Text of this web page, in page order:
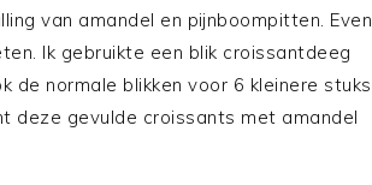
van amandel en pijnboompitten. Even
Ik gebruikte een blik croissantdeeg
de normale blikken voor 6 kleinere stuks
deze gevulde croissants met amandel